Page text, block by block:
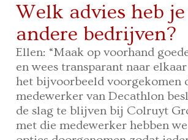
Welk advies heb
andere bedrijven?
Ellen: “Maak op voorhand
en wees transparant naar
het bijvoorbeeld voorgekomen
medewerker van Decathlon
de slag te blijven bij Colruyt
met die medewerker hebben